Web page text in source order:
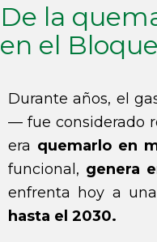
De la
en el
Durante años, el
— fue considerado
era quemarlo en
funcional, genera
enfrenta hoy a una
hasta el 2030.